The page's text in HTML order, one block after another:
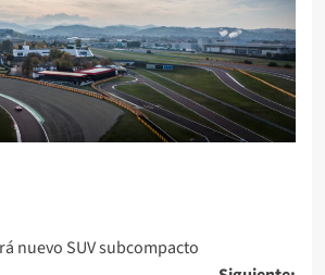
nuevo SUV subcompacto